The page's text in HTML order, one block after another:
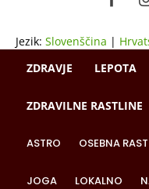
Jezik: Slovenščina |
ZDRAVJE
LEPOTA
ZDRAVILNE RASTLINE
ASTRO OSEBNA RAST
JOGA LOKALNO